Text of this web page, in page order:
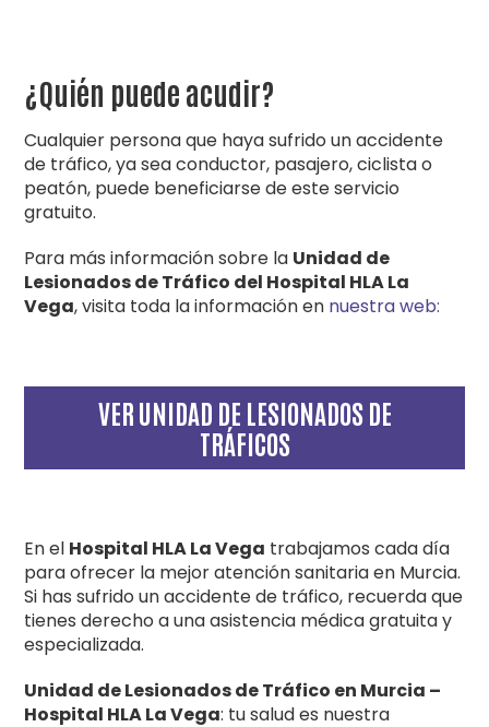
¿Quién puede acudir?
Cualquier persona que haya sufrido un accidente
de tráfico, ya sea conductor, pasajero, ciclista o
peatón, puede beneficiarse de este servicio
gratuito.
Para más información sobre la Unidad de
Lesionados de Tráfico del Hospital HLA La
Vega, visita toda la información en nuestra web:
VER UNIDAD DE LESIONADOS DE
TRÁFICOS
En el Hospital HLA La Vega trabajamos cada día
para ofrecer la mejor atención sanitaria en Murcia.
Si has sufrido un accidente de tráfico, recuerda que
tienes derecho a una asistencia médica gratuita y
especializada.
Unidad de Lesionados de Tráfico en Murcia –
Hospital HLA La Vega: tu salud es nuestra